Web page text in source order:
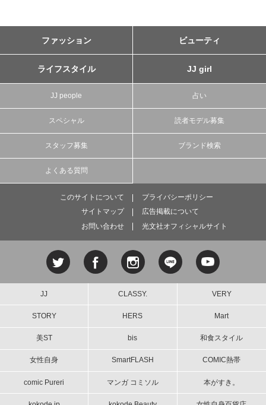
ファッション ビューティ
ライフスタイル JJ girl
JJ people 占い
スペシャル 読者モデル募集
スタッフ募集 ブランド検索
よくある質問
このサイトについて
プライバシーポリシー
サイトマップ
広告掲載について
お問い合わせ
光文社オフィシャルサイト
JJ CLASSY. VERY
STORY HERS Mart
美ST bis 和食スタイル
女性自身 SmartFLASH COMIC熱帯
comic Pureri マンガ コミソル 本がすき。